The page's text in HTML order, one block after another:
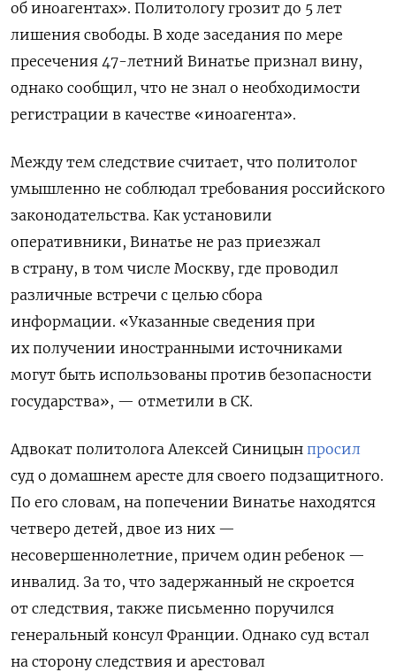
об иноагентах». Политологу грозит до 5 лет
лишения свободы. В ходе заседания по мере
пресечения 47-летний Винатье признал вину,
однако сообщил, что не знал о необходимости
регистрации в качестве «иноагента».
Между тем следствие считает, что политолог
умышленно не соблюдал требования российского
законодательства. Как установили
оперативники, Винатье не раз приезжал
в страну, в том числе Москву, где проводил
различные встречи с целью сбора
информации. «Указанные сведения при
их получении иностранными источниками
могут быть использованы против безопасности
государства», — отметили в СК.
Адвокат политолога Алексей Синицын просил
суд о домашнем аресте для своего подзащитного.
По его словам, на попечении Винатье находятся
четверо детей, двое из них —
несовершеннолетние, причем один ребенок —
инвалид. За то, что задержанный не скроется
от следствия, также письменно поручился
генеральный консул Франции. Однако суд встал
на сторону следствия и арестовал